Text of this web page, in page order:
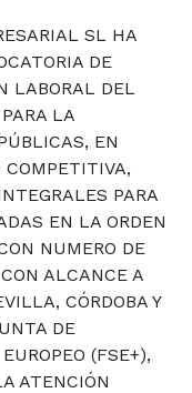
SL HA
DE
LABORAL DEL
LA
EN
COMPETITIVA,
PARA
EN LA ORDEN
NUMERO DE
ALCANCE A
CÓRDOBA Y
DE
(FSE+),
ATENCIÓN